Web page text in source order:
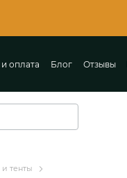
оплата Блог Отзывы
тенты